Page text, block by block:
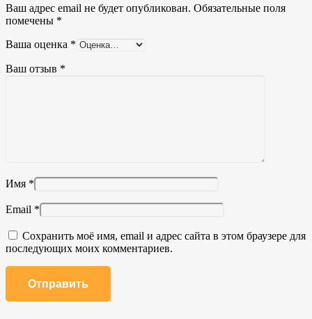
Ваш адрес email не будет опубликован. Обязательные поля
помечены *
Ваша оценка *
Ваш отзыв *
Имя *
Email *
Сохранить моё имя, email и адрес сайта в этом браузере для
последующих моих комментариев.